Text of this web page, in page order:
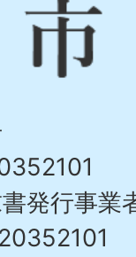
発行事業